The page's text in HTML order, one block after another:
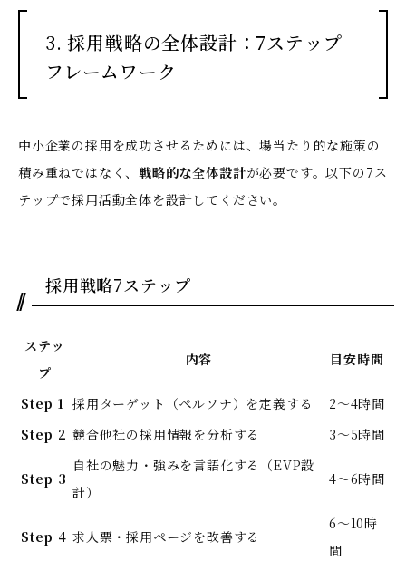
3. 採用戦略の全体設計：7ステップ
フレームワーク
中小企業の採用を成功させるためには、場当たり的な施策の
積み重ねではなく、戦略的な全体設計が必要です。以下の7ス
テップで採用活動全体を設計してください。
採用戦略7ステップ
ステッ
プ
内容 目安時間
Step 1 採用ターゲット（ペルソナ）を定義する
2〜4時間
Step 2 競合他社の採用情報を分析する 3〜5時間
Step 3
自社の魅力・強みを言語化する（EVP設
計）
4〜6時間
Step 4 求人票・採用ページを改善する
6〜10時
間